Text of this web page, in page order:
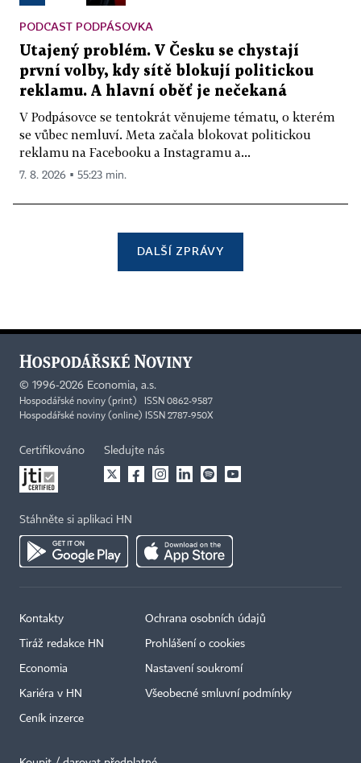
PODCAST PODPÁSOVKA
Utajený problém. V Česku se chystají
první volby, kdy sítě blokují politickou
reklamu. A hlavní oběť je nečekaná
V Podpásovce se tentokrát věnujeme tématu, o kterém
se vůbec nemluví. Meta začala blokovat politickou
reklamu na Facebooku a Instagramu a...
7. 8. 2026 ▪ 55:23 min.
DALŠÍ ZPRÁVY
© 1996-2026 Economia, a.s.
Hospodářské noviny (print) ISSN 0862-9587
Hospodářské noviny (online) ISSN 2787-950X
Certifikováno Sledujte nás
Stáhněte si aplikaci HN
Kontakty
Tiráž redakce HN
Economia
Kariéra v HN
Ceník inzerce
Ochrana osobních údajů
Prohlášení o cookies
Nastavení soukromí
Všeobecné smluvní podmínky